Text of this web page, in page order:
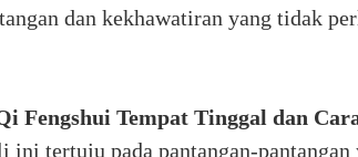
dan kekhawatiran yang tidak
Fengshui Tempat Tinggal dan
ini tertuju pada pantangan-